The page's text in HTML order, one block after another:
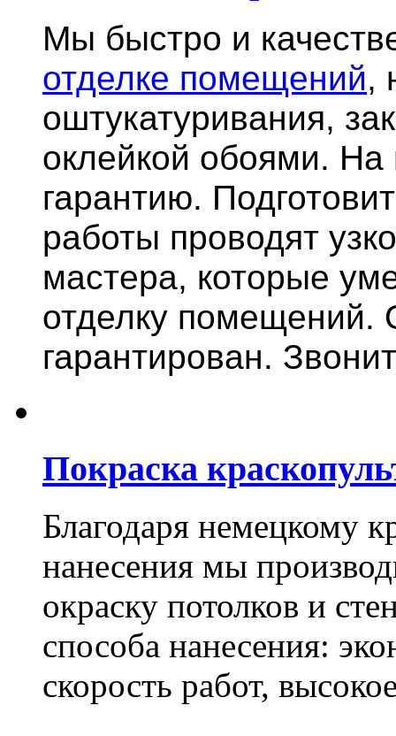
Мы быстро и
отделке помещений,
оштукатуривания,
оклейкой обоями.
гарантию.
работы проводят
мастера, которые
отделку помещений.
гарантирован.
Покраска
Благодаря немецкому
нанесения мы
окраску потолков и
способа нанесения:
скорость работ,